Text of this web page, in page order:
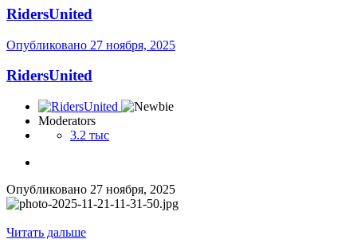
RidersUnited
Опубликовано 27 ноября, 2025
RidersUnited
Moderators
3.2 тыс
Опубликовано 27 ноября, 2025
Читать дальше